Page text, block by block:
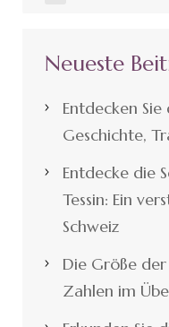
Neueste
Entdecken
Geschichte,
Entdecke die
Tessin: Ein
Schweiz
Die Größe der
Zahlen im